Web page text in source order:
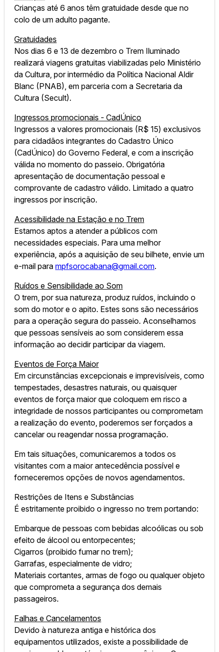
Crianças até 6 anos têm gratuidade desde que no
colo de um adulto pagante.
Gratuidades
Nos dias 6 e 13 de dezembro o Trem Iluminado
realizará viagens gratuitas viabilizadas pelo Ministério
da Cultura, por intermédio da Política Nacional Aldir
Blanc (PNAB), em parceria com a Secretaria da
Cultura (Secult).
Ingressos promocionais - CadÚnico
Ingressos a valores promocionais (R$ 15) exclusivos
para cidadãos integrantes do Cadastro Único
(CadÚnico) do Governo Federal, e com a inscrição
válida no momento do passeio. Obrigatória
apresentação de documentação pessoal e
comprovante de cadastro válido. Limitado a quatro
ingressos por inscrição.
Acessibilidade na Estação e no Trem
Estamos aptos a atender a públicos com
necessidades especiais. Para uma melhor
experiência, após a aquisição de seu bilhete, envie um
e-mail para mpfsorocabana@gmail.com.
Ruídos e Sensibilidade ao Som
O trem, por sua natureza, produz ruídos, incluindo o
som do motor e o apito. Estes sons são necessários
para a operação segura do passeio. Aconselhamos
que pessoas sensíveis ao som considerem essa
informação ao decidir participar da viagem.
Eventos de Força Maior
Em circunstâncias excepcionais e imprevisíveis, como
tempestades, desastres naturais, ou quaisquer
eventos de força maior que coloquem em risco a
integridade de nossos participantes ou comprometam
a realização do evento, poderemos ser forçados a
cancelar ou reagendar nossa programação.
Em tais situações, comunicaremos a todos os
visitantes com a maior antecedência possível e
forneceremos opções de novos agendamentos.
Restrições de Itens e Substâncias
É estritamente proibido o ingresso no trem portando:
Embarque de pessoas com bebidas alcoólicas ou sob
efeito de álcool ou entorpecentes;
Cigarros (proibido fumar no trem);
Garrafas, especialmente de vidro;
Materiais cortantes, armas de fogo ou qualquer objeto
que comprometa a segurança dos demais
passageiros.
Falhas e Cancelamentos
Devido à natureza antiga e histórica dos
equipamentos utilizados, existe a possibilidade de